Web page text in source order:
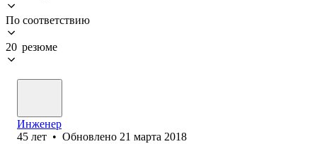
По соответствию
20 резюме
Инженер
45 лет • Обновлено 21 марта 2018